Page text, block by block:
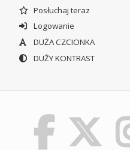
Posłuchaj teraz
Logowanie
DUŻA CZCIONKA
DUŻY KONTRAST